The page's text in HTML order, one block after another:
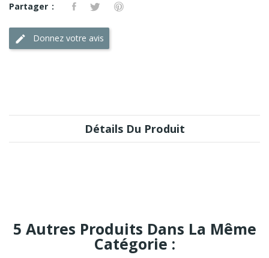
Partager
Donnez votre avis
Détails Du Produit
5 Autres Produits Dans La Même
Catégorie :